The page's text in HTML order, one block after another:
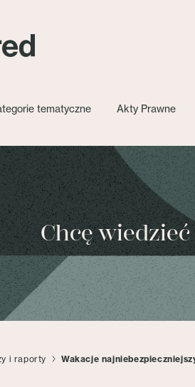
tematyczne Akty Prawne
Chcę wiedzieć
i raporty Wakacje